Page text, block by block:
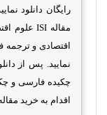
رایگان دانلود
مقاله ISI علوم
اقتصادی و ترجمه
نمایید. پس از
چکیده فارسی و
اقدام به خرید